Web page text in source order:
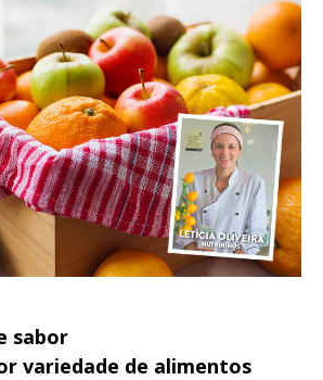
sabor
variedade de alimentos